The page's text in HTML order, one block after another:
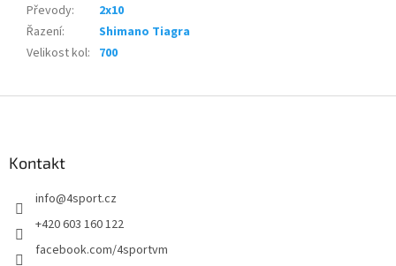
Převody:
2x10
Řazení:
Shimano Tiagra
Velikost kol: 700
Kontakt
info@4sport.cz
+420 603 160 122
facebook.com/4sportvm